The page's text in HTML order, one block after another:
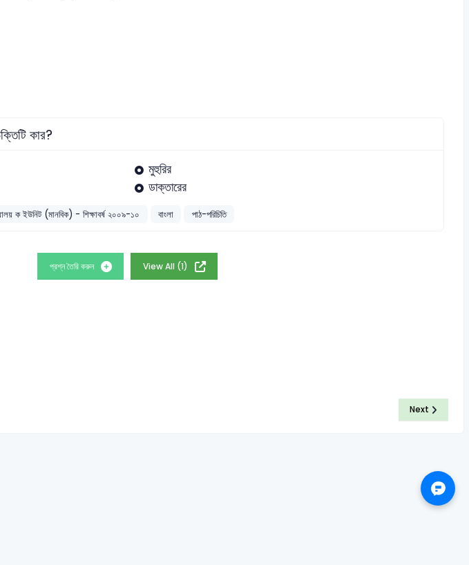
কার?
মুহুরির
ডাক্তারের
ক ইউনিট (মানবিক) - শিক্ষাবর্ষ ২০০৯-১০ বাংলা পাঠ-পরিচিতি
প্রশ্ন তৈরি করুন View All (1)
Next